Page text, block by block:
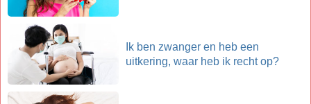
Ik ben zwanger en heb een
uitkering, waar heb ik recht op?